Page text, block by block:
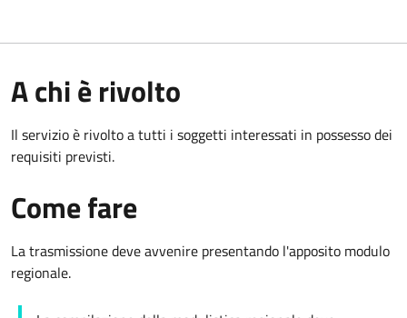
A chi è rivolto
Il servizio è rivolto a tutti i soggetti interessati in possesso dei
requisiti previsti.
Come fare
La trasmissione deve avvenire presentando l'apposito modulo
regionale.